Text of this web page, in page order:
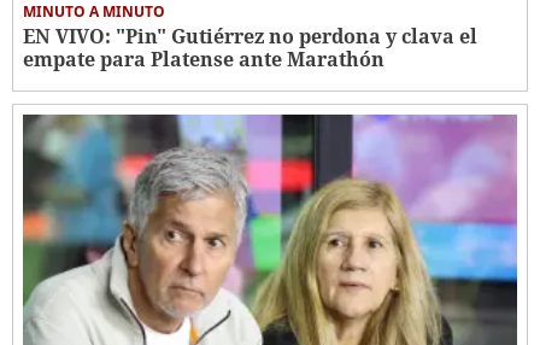
MINUTO A MINUTO
EN VIVO: "Pin" Gutiérrez no perdona y clava el
empate para Platense ante Marathón